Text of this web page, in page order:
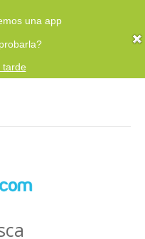
una app
tarde